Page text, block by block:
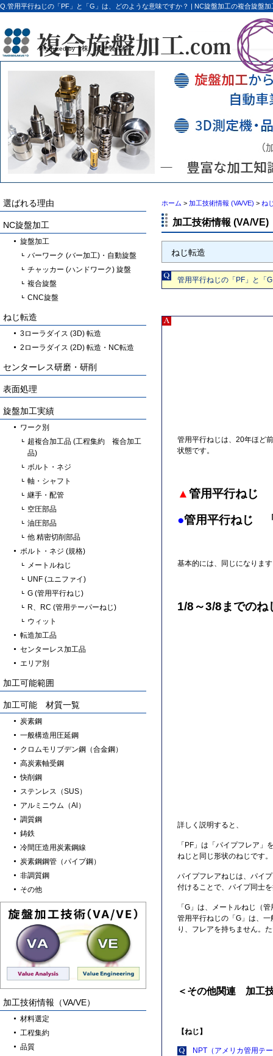
Q.管用平行ねじの「PF」と「G」は、どのような意味ですか？ | NC旋盤加工の複合旋盤加
Produced by（株）武井製作所
ホーム > 加工技術情報 (VA/VE) > ね
加工技術情報 (VA/VE)
ねじ転造
管用平行ねじの「PF」と「
管用平行ねじは、20年ほど
状態です。
▲管用平行ねじ
●管用平行ねじ
基本的には、同じになりま
1/8～3/8までのね
詳しく説明すると、
「PF」は「パイプフレア
ねじと同じ形状のねじです。
パイプフレアねじは、パイ
付けることで、パイプ同士
「G」は、メートルねじ（
管用平行ねじの「G」は、
り、フレアを持ちません。
＜その他関連 加工
【ねじ】
NPT（アメリカ管用テ
選ばれる理由
NC旋盤加工
旋盤加工
バーワーク (バー加工)・自動旋盤
チャッカー (ハンドワーク) 旋盤
複合旋盤
CNC旋盤
ねじ転造
3ローラダイス (3D) 転造
2ローラダイス (2D) 転造・NC転造
センターレス研磨・研削
表面処理
旋盤加工実績
ワーク別
超複合加工品 (工程集約 複合加工
品)
ボルト・ネジ
軸・シャフト
継手・配管
空圧部品
油圧部品
他 精密切削部品
ボルト・ネジ (規格)
メートルねじ
UNF (ユニファイ)
G (管用平行ねじ)
R、RC (管用テーパーねじ)
ウィット
転造加工品
センターレス加工品
エリア別
加工可能範囲
加工可能 材質一覧
炭素鋼
一般構造用圧延鋼
クロムモリブデン鋼（合金鋼）
高炭素軸受鋼
快削鋼
ステンレス（SUS）
アルミニウム（Al）
調質鋼
鋳鉄
冷間圧造用炭素鋼線
炭素鋼鋼管（パイプ鋼）
非調質鋼
その他
加工技術情報（VA/VE）
材料選定
工程集約
品質